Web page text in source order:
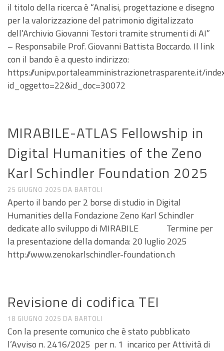
il titolo della ricerca è “Analisi, progettazione e disegno
per la valorizzazione del patrimonio digitalizzato
dell’Archivio Giovanni Testori tramite strumenti di AI”
– Responsabile Prof. Giovanni Battista Boccardo. Il link
con il bando è a questo indirizzo:
https://unipv.portaleamministrazionetrasparente.it/
id_oggetto=22&id_doc=30072
MIRABILE-ATLAS Fellowship in
Digital Humanities of the Zeno
Karl Schindler Foundation 2025
25 GIUGNO 2025 DA BARTOLI
Aperto il bando per 2 borse di studio in Digital
Humanities della Fondazione Zeno Karl Schindler
dedicate allo sviluppo di MIRABILE Termine per
la presentazione della domanda: 20 luglio 2025
http://www.zenokarlschindler-foundation.ch
Revisione di codifica TEI
18 GIUGNO 2025 DA BARTOLI
Con la presente comunico che è stato pubblicato
l’Avviso n. 2416/2025 per n. 1 incarico per Attività di